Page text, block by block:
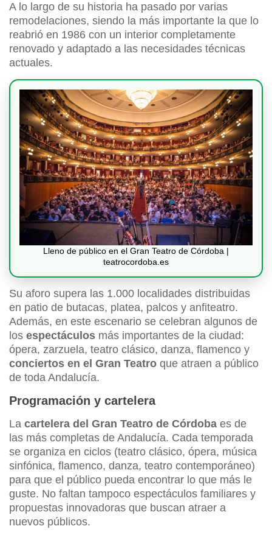
A lo largo de su historia ha pasado por varias
remodelaciones, siendo la más importante la que lo
reabrió en 1986 con un interior completamente
renovado y adaptado a las necesidades técnicas
actuales.
Lleno de público en el Gran Teatro de Córdoba |
teatrocordoba.es
Su aforo supera las 1.000 localidades distribuidas
en patio de butacas, platea, palcos y anfiteatro.
Además, en este escenario se celebran algunos de
los espectáculos más importantes de la ciudad:
ópera, zarzuela, teatro clásico, danza, flamenco y
conciertos en el Gran Teatro que atraen a público
de toda Andalucía.
Programación y cartelera
La cartelera del Gran Teatro de Córdoba es de
las más completas de Andalucía. Cada temporada
se organiza en ciclos (teatro clásico, ópera, música
sinfónica, flamenco, danza, teatro contemporáneo)
para que el público pueda encontrar lo que más le
guste. No faltan tampoco espectáculos familiares y
propuestas innovadoras que buscan atraer a
nuevos públicos.